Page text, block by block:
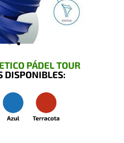
PÁDEL TOUR
DISPONIBLES: